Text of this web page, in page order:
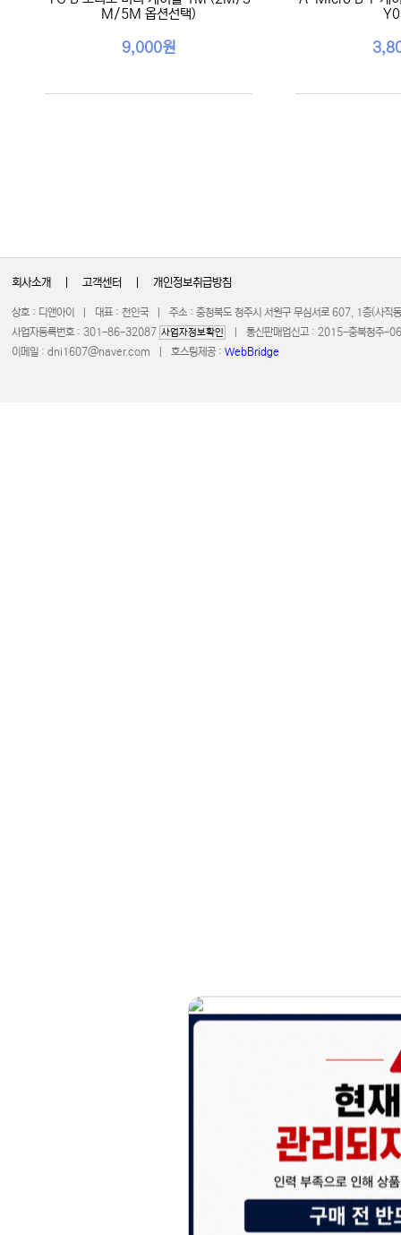
M/5M 옵션선택)
9,000원
회사소개 고객센터 개인정보취급방침
상호 : 디앤아이 | 대표 : 천인국 | 주소 : 충청북도 청주시 서원구 무심서로 607, 1층(사직
사업자등록번호 : 301-86-32087 사업자정보확인
| 통신판매업신고 : 2015-충북청
이메일 : dni1607@naver.com | 호스팅제공 : WebBridge
홈페이지 이용 안
안녕하세요, (주)디앤
현재 내부 사정으로
불편을 드려 죄송합
제품 문의, 견적 문의
다.
043-274-6789 /
또는 네이버에서 "